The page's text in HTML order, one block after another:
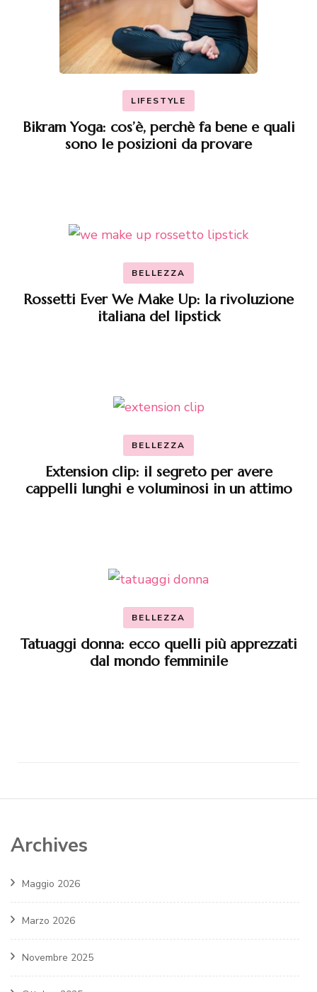
LIFESTYLE
Bikram Yoga: cos’è, perchè fa bene e quali
sono le posizioni da provare
BELLEZZA
Rossetti Ever We Make Up: la rivoluzione
italiana del lipstick
BELLEZZA
Extension clip: il segreto per avere
cappelli lunghi e voluminosi in un attimo
BELLEZZA
Tatuaggi donna: ecco quelli più apprezzati
dal mondo femminile
Archives
Maggio 2026
Marzo 2026
Novembre 2025